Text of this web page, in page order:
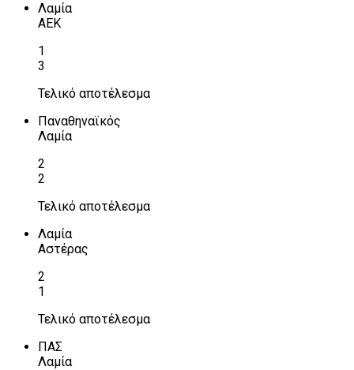
Λαμία
ΑΕΚ
1
3
Τελικό αποτέλεσμα
Παναθηναϊκός
Λαμία
2
2
Τελικό αποτέλεσμα
Λαμία
Αστέρας
2
1
Τελικό αποτέλεσμα
ΠΑΣ
Λαμία